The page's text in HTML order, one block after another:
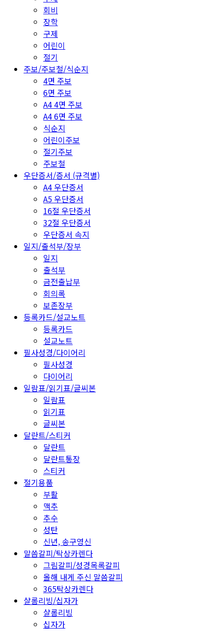
회비
장학
구제
어린이
절기
주보/주보철/식순지
4면 주보
6면 주보
A4 4면 주보
A4 6면 주보
식순지
어린이주보
절기주보
주보철
우단증서/증서 (규격별)
A4 우단증서
A5 우단증서
16절 우단증서
32절 우단증서
우단증서 속지
일지/출석부/장부
일지
출석부
금전출납부
회의록
보존장부
등록카드/설교노트
등록카드
설교노트
필사성경/다이어리
필사성경
다이어리
일람표/읽기표/글씨본
일람표
읽기표
글씨본
달란트/스티커
달란트
달란트통장
스티커
절기용품
부활
맥추
추수
성탄
신년, 송구영신
말씀갈피/탁상카렌다
그림갈피/성경목록갈피
올해 내게 주신 말씀갈피
365탁상카렌다
샬롬리빙/십자가
샬롬리빙
십자가